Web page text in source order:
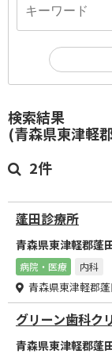
検索結果
(青森県東津軽
2件
蓬田診療所
青森県東津軽郡蓬
病院・医療 内科
青森県東津軽郡
グリーン歯科ク
青森県東津軽郡蓬